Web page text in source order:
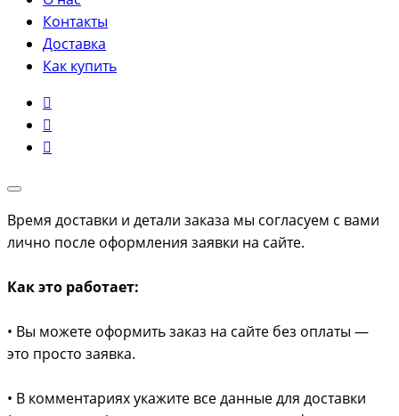
Контакты
Доставка
Как купить
Время доставки и детали заказа мы согласуем с вами
лично после оформления заявки на сайте.
Как это работает:
• Вы можете оформить заказ на сайте без оплаты —
это просто заявка.
• В комментариях укажите все данные для доставки